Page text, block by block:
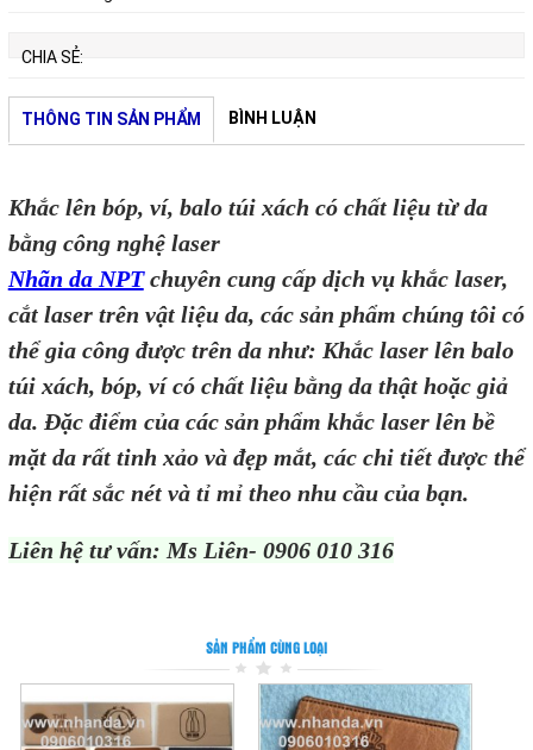
CHIA SẺ:
THÔNG TIN SẢN PHẨM BÌNH LUẬN
Khắc lên bóp, ví, balo túi xách có chất liệu từ da
bằng công nghệ laser
Nhãn da NPTchuyên cung cấp dịch vụ khắc laser,
cắt laser trên vật liệu da, các sản phẩm chúng tôi có
thể gia công được trên da như: Khắc laser lên balo
túi xách, bóp, ví có chất liệu bằng da thật hoặc giả
da. Đặc điểm của các sản phẩm khắc laser lên bề
mặt da rất tinh xảo và đẹp mắt, các chi tiết được thể
hiện rất sắc nét và tỉ mỉ theo nhu cầu của bạn.
Liên hệ tư vấn: Ms Liên- 0906 010 316
SẢN PHẨM CÙNG LOẠI